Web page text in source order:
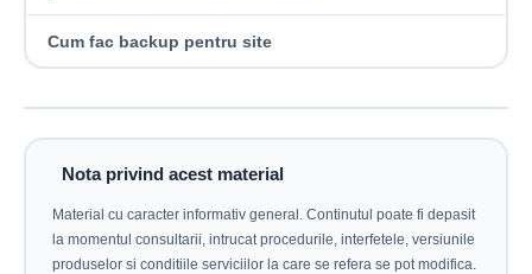
Cum fac backup pentru site
Nota privind acest material
Material cu caracter informativ general. Continutul poate fi depasit
la momentul consultarii, intrucat procedurile, interfetele, versiunile
produselor si conditiile serviciilor la care se refera se pot modifica.